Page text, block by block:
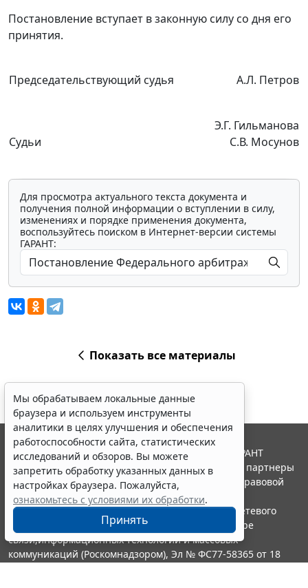
Постановление вступает в законную силу со дня его
принятия.
Председательствующий судья А.Л. Петров
Судьи
Э.Г. Гильманова
С.В. Мосунов
Для просмотра актуального текста документа и
получения полной информации о вступлении в силу,
изменениях и порядке применения документа,
воспользуйтесь поиском в Интернет-версии системы
ГАРАНТ:
Показать все материалы
Мы обрабатываем локальные данные
браузера и используем инструменты
аналитики в целях улучшения и обеспечения
работоспособности сайта, статистических
исследований и обзоров. Вы можете
запретить обработку указанных данных в
настройках браузера. Пожалуйста,
ознакомьтесь с условиями их обработки.
Принять
© ООО "НПП "ГАРАНТ-СЕРВИС", 2026. Система ГАРАНТ
выпускается с 1990 года. Компания "Гарант" и ее партнеры
являются участниками Российской ассоциации правовой
информации ГАРАНТ.
Портал ГАРАНТ.РУ зарегистрирован в качестве сетевого
издания Федеральной службой по надзору в сфере
связи,информационных технологий и массовых
коммуникаций (Роскомнадзором), Эл № ФС77-58365 от 18